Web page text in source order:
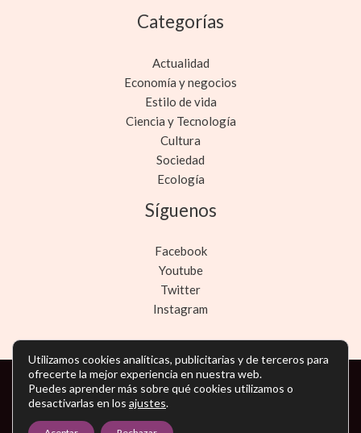
Categorías
Actualidad
Economía y negocios
Estilo de vida
Ciencia y Tecnología
Cultura
Sociedad
Ecología
Síguenos
Facebook
Youtube
Twitter
Instagram
Copyright © Todos los derechos reservados -
noticiasmarketing.es
Utilizamos cookies analíticas, publicitarias y de terceros para
ofrecerte la mejor experiencia en nuestra web.
Puedes aprender más sobre qué cookies utilizamos o
desactivarlas en los ajustes.